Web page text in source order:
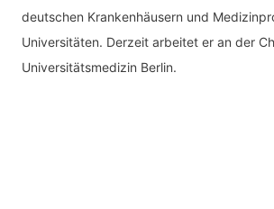
deutschen Krankenhäusern und
Universitäten. Derzeit arbeitet er an der
Universitätsmedizin Berlin.